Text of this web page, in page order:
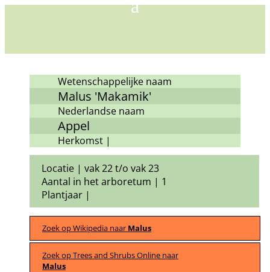
Wetenschappelijke naam
Malus 'Makamik'
Nederlandse naam
Appel
Herkomst |
Locatie | vak 22 t/o vak 23
Aantal in het arboretum | 1
Plantjaar |
Zoek op Wikipedia naar Malus
Zoek op Trees and Shrubs Online naar
Malus